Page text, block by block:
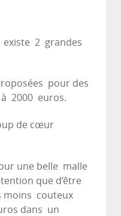
existe 2 grandes
pour des
2000 euros.
de cœur
une belle malle
que d’être
moins couteux
dans un